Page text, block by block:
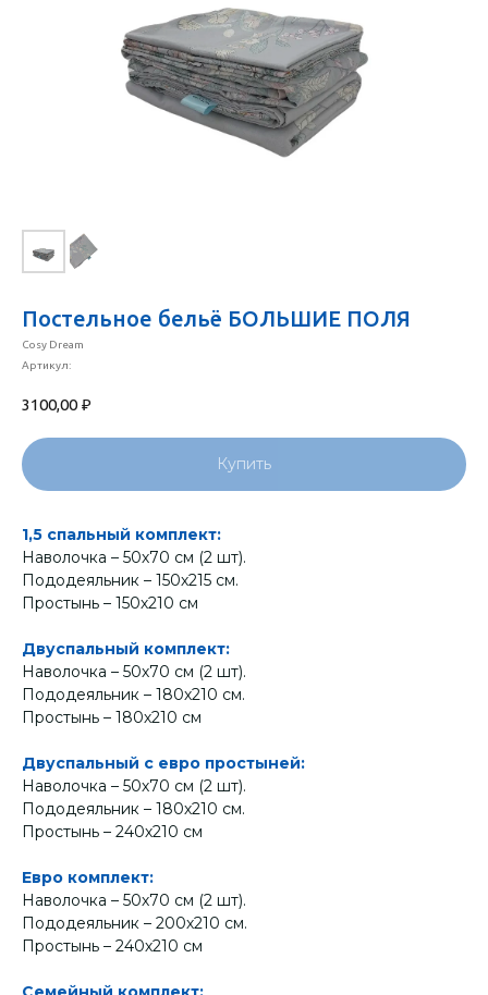
Постельное бельё БОЛЬШИЕ ПОЛЯ
Cosy Dream
Артикул:
3100,00 ₽
Купить
1,5 спальный комплект:
Наволочка – 50х70 см (2 шт).
Пододеяльник – 150х215 см.
Простынь – 150х210 см
Двуспальный комплект:
Наволочка – 50х70 см (2 шт).
Пододеяльник – 180х210 см.
Простынь – 180х210 см
Двуспальный с евро простыней:
Наволочка – 50х70 см (2 шт).
Пододеяльник – 180х210 см.
Простынь – 240х210 см
Евро комплект:
Наволочка – 50х70 см (2 шт).
Пододеяльник – 200х210 см.
Простынь – 240х210 см